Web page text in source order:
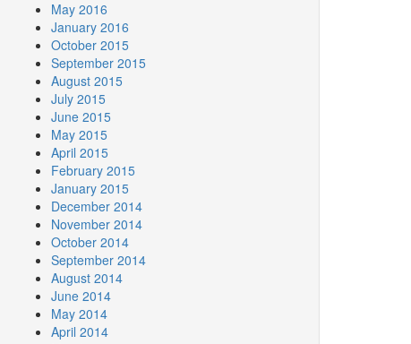
May 2016
January 2016
October 2015
September 2015
August 2015
July 2015
June 2015
May 2015
April 2015
February 2015
January 2015
December 2014
November 2014
October 2014
September 2014
August 2014
June 2014
May 2014
April 2014